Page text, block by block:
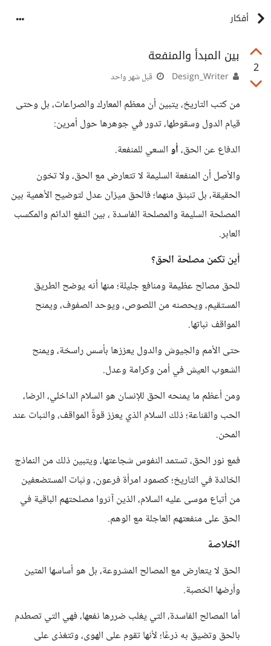
أفكار
2
بين المبدأ والمنفعة
قبل شهر واحد
من كتب التاريخ، يتبين أن معظم المعارك والصراعات، بل وحتى
قيام الدول وسقوطها، تدور في جوهرها حول أمرين:
الدفاع عن الحق،أو السعي للمنفعة.
والأصل أن المنفعة السليمة لا تتعارض مع الحق، ولا تخون
الحقيقة، بل تنبثق منهما؛ فالحق ميزان عدل لتوضيح الأهمية بين
المصلحة السليمة والمصلحة الفاسدة ، بين النفع الدائم والمكسب
العابر.
أين تكمن مصلحة الحق؟
للحق مصالح عظيمة ومنافع جليلة؛ منها أنه يوضح الطريق
المستقيم، ويحصنه من اللصوص، ويوحد الصفوف، ويمنح
المواقف ثباتها.
حتى الأمم والجيوش والدول يعززها بأسس راسخة، ويمنح
الشعوب العيش في أمن وكرامة وعدل.
ومن أعظم ما يمنحه الحق للإنسان هو السلام الداخلي، الرضا،
الحب والقناعة؛ ذلك السلام الذي يعزز قوةً المواقف، والثبات عند
المحن.
فمع نور الحق، تستمد النفوس شجاعتها، ويتبين ذلك من النماذج
الخالدة في التاريخ؛ كصمود امرأة فرعون، وثبات المستضعفين
من أتباع موسى عليه السلام، الذين آثروا مصلحتهم الباقية في
الحق على منفعتهم العاجلة مع الوهم.
الخلاصة
الحق لا يتعارض مع المصالح المشروعة، بل هو أساسها المتين
وأرضها الخصبة.
أما المصالح الفاسدة، التي يغلب ضررها نفعها، فهي التي تصطدم
بالحق وتضيق به ذرعًا؛ لأنها تقوم على الهوى، وتتغذى على